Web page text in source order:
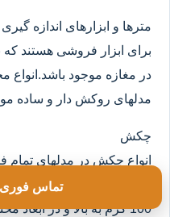
مترها و ابزارهای اندازه
برای ابزار فروشی هستند که
مدلهای روکش دار و ساده
چکش
انواع چکش در مدلهای تمام
و ژله ای موجود است که خود
100 گرم به بالا و در ابعاد مختلف هستند.
تماس فوری 09199962202